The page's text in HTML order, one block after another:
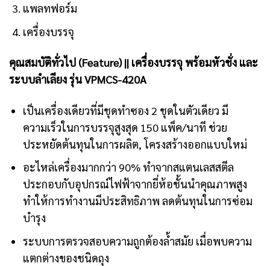
แพลทฟอร์ม
เครื่องบรรจุ
คุณสมบัติทั่วไป (Feature) || เครื่องบรรจุ พร้อมหัวชั่ง และ
ระบบลำเลียง รุ่น VPMCS-420A
เป็นเครื่องเดียวที่มีชุดทำซอง 2 ชุดในตัวเดียว มี
ความเร็วในการบรรจุสูงสุด 150 แพ็ค/นาที ช่วย
ประหยัดต้นทุนในการผลิต, โครงสร้างออกแบบใหม่
อะไหล่เครื่องมากกว่า 90% ทำจากสแตนเลสสตีล
ประกอบกับอุปกรณ์ไฟฟ้าจากยี่ห้อชั้นนำคุณภาพสูง
ทำให้การทำงานมีประสิทธิภาพ ลดต้นทุนในการซ่อม
บำรุง
ระบบการตรวจสอบความถูกต้องล้ำสมัย เมื่อพบความ
แตกต่างของชนิดถุง